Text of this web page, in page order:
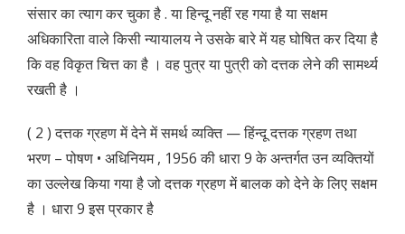
संसार का त्याग कर चुका है . या हिन्दू नहीं रह गया है या सक्षम
अधिकारिता वाले किसी न्यायालय ने उसके बारे में यह घोषित कर दिया है
कि वह विकृत चित्त का है । वह पुत्र या पुत्री को दत्तक लेने की सामर्थ्य
रखती है ।
( 2 ) दत्तक ग्रहण में देने में समर्थ व्यक्ति — हिंन्दू दत्तक ग्रहण तथा
भरण – पोषण • अधिनियम , 1956 की धारा 9 के अन्तर्गत उन व्यक्तियों
का उल्लेख किया गया है जो दत्तक ग्रहण में बालक को देने के लिए सक्षम
है । धारा 9 इस प्रकार है